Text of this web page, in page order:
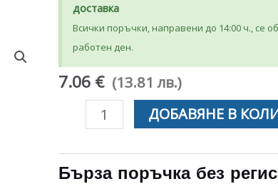
доставка
Всички поръчки, направени до 14:00 ч., се
работен ден.
7.06 € (13.81 лв.)
количество
ЧЕКИ
ДОБАВЯНЕ В
Бърза поръчка без